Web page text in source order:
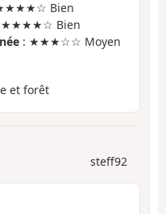
Bien
★★★★☆ Bien
: ★★★☆☆ Moyen
et forêt
steff92